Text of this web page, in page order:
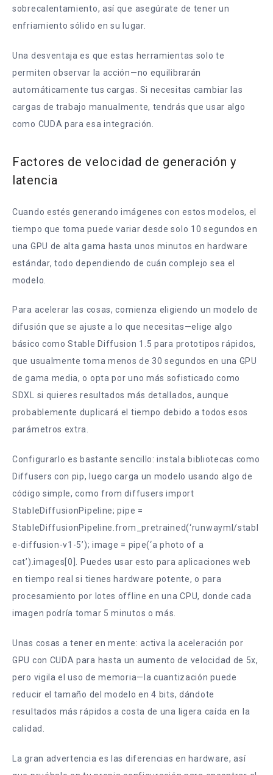
sobrecalentamiento, así que asegúrate de tener un
enfriamiento sólido en su lugar.
Una desventaja es que estas herramientas solo te
permiten observar la acción—no equilibrarán
automáticamente tus cargas. Si necesitas cambiar las
cargas de trabajo manualmente, tendrás que usar algo
como CUDA para esa integración.
Factores de velocidad de generación y
latencia
Cuando estés generando imágenes con estos modelos, el
tiempo que toma puede variar desde solo 10 segundos en
una GPU de alta gama hasta unos minutos en hardware
estándar, todo dependiendo de cuán complejo sea el
modelo.
Para acelerar las cosas, comienza eligiendo un modelo de
difusión que se ajuste a lo que necesitas—elige algo
básico como Stable Diffusion 1.5 para prototipos rápidos,
que usualmente toma menos de 30 segundos en una GPU
de gama media, o opta por uno más sofisticado como
SDXL si quieres resultados más detallados, aunque
probablemente duplicará el tiempo debido a todos esos
parámetros extra.
Configurarlo es bastante sencillo: instala bibliotecas como
Diffusers con pip, luego carga un modelo usando algo de
código simple, como from diffusers import
StableDiffusionPipeline; pipe =
StableDiffusionPipeline.from_pretrained(‘runwayml/stabl
e-diffusion-v1-5’); image = pipe(‘a photo of a
cat’).images[0]. Puedes usar esto para aplicaciones web
en tiempo real si tienes hardware potente, o para
procesamiento por lotes offline en una CPU, donde cada
imagen podría tomar 5 minutos o más.
Unas cosas a tener en mente: activa la aceleración por
GPU con CUDA para hasta un aumento de velocidad de 5x,
pero vigila el uso de memoria—la cuantización puede
reducir el tamaño del modelo en 4 bits, dándote
resultados más rápidos a costa de una ligera caída en la
calidad.
La gran advertencia es las diferencias en hardware, así